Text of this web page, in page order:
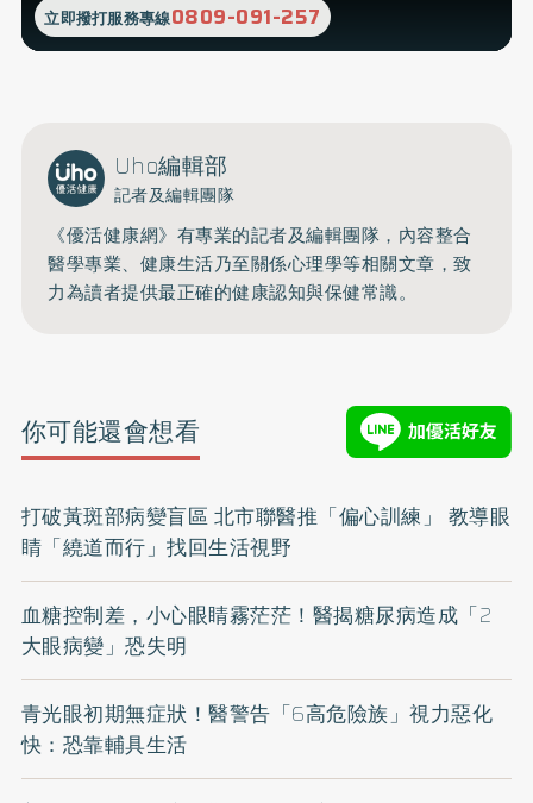
立即撥打服務專線0809-091-257
Uho編輯部
記者及編輯團隊
《優活健康網》有專業的記者及編輯團隊，內容整合
醫學專業、健康生活乃至關係心理學等相關文章，致
力為讀者提供最正確的健康認知與保健常識。
你可能還會想看
打破黃斑部病變盲區 北市聯醫推「偏心訓練」 教導眼
睛「繞道而行」找回生活視野
血糖控制差，小心眼睛霧茫茫！醫揭糖尿病造成「2
大眼病變」恐失明
青光眼初期無症狀！醫警告「6高危險族」視力惡化
快：恐靠輔具生活